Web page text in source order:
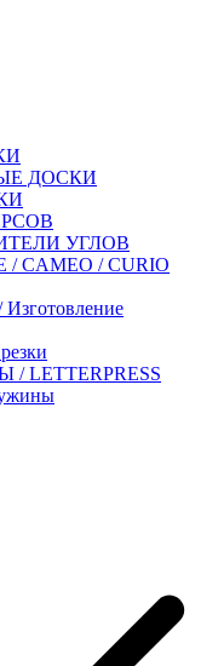
ДОСКИ
УГЛОВ
CAMEO / CURIO
LETTERPRESS